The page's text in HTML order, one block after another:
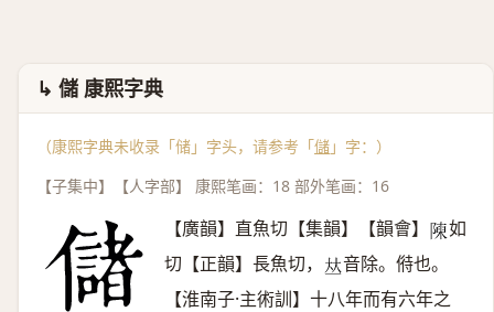
↳ 儲 康熙字典
（康熙字典未收录「储」字头，请参考「儲 」字：）
【子集中】【人字部】 康熙笔画：18 部外笔画：16
【廣韻】直魚切【集韻】【韻會】 𨻰 如
切【正韻】長魚切， 𠀤音除。偫也。
【淮南子·主術訓】十八年而有六年之